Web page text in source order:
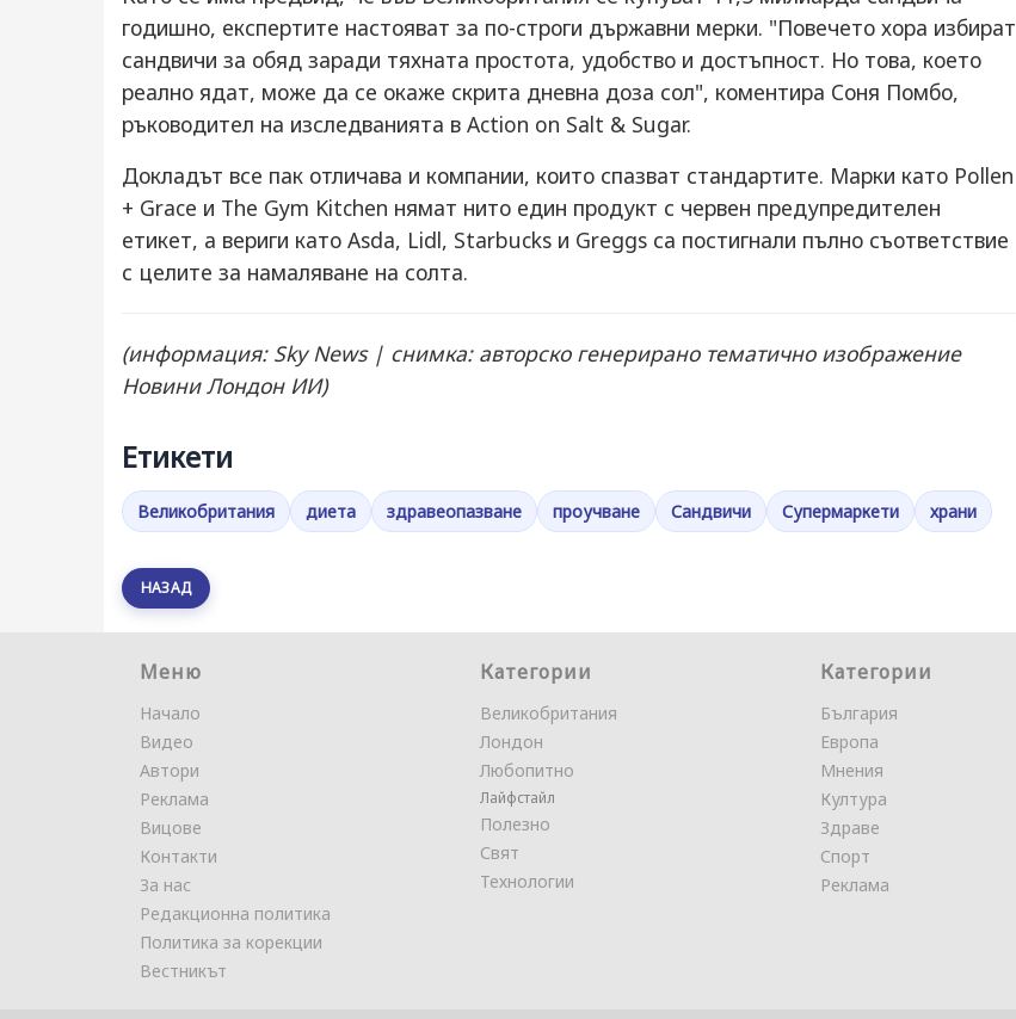
годишно, експертите настояват за по-строги държавни мерки. "Повечето хора избират
сандвичи за обяд заради тяхната простота, удобство и достъпност. Но това, което
реално ядат, може да се окаже скрита дневна доза сол", коментира Соня Помбо,
ръководител на изследванията в Action on Salt & Sugar.
Докладът все пак отличава и компании, които спазват стандартите. Марки като Pollen
+ Grace и The Gym Kitchen нямат нито един продукт с червен предупредителен
етикет, а вериги като Asda, Lidl, Starbucks и Greggs са постигнали пълно съответствие
с целите за намаляване на солта.
(информация: Sky News | снимка: авторско генерирано тематично изображение
Новини Лондон ИИ)
Етикети
Великобритания диета здравеопазване проучване Сандвичи Супермаркети храни
НАЗАД
Меню
Начало
Видео
Автори
Реклама
Вицове
Контакти
За нас
Редакционна политика
Политика за корекции
Вестникът
Категории
Великобритания
Лондон
Любопитно
Лайфстайл
Полезно
Свят
Технологии
Категории
България
Европа
Мнения
Култура
Здраве
Спорт
Реклама